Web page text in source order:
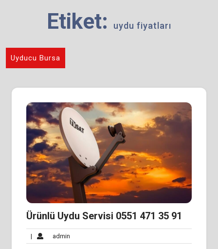
Etiket: uydu fiyatları
Uyducu Bursa
Ürünlü Uydu Servisi 0551 471 35 91
| admin